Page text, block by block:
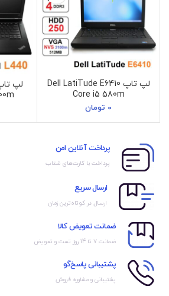
لپ تاپ Dell LatiTude E6410
Core i5 580m
0 تومان
پرداخت آنلاین امن
پرداخت با کارت‌های شتاب
ارسال سریع
ارسال در کوتاه‌ترین زمان
ضمانت تعویض کالا
ضمانت ۷ تا 14 روز تست و تعویض
پشتیبانی پاسخ‌گو
پشتیبانی و مشاوره فروش